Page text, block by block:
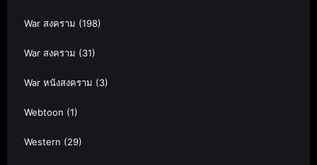
War สงคราม (198)
War สงคราม (31)
War หนังสงคราม (3)
Webtoon (1)
Western (29)